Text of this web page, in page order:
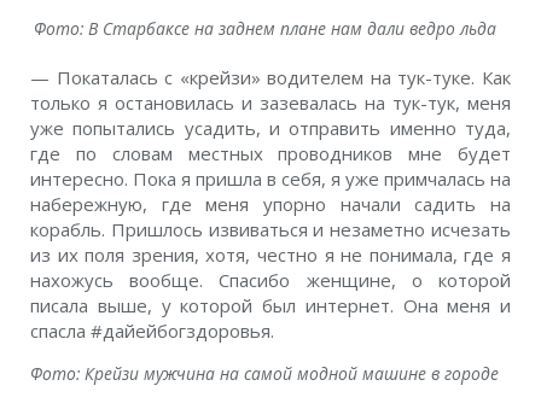
Фото: В Старбаксе на заднем плане нам дали ведро льда
— Покаталась с «крейзи» водителем на тук-туке. Как
только я остановилась и зазевалась на тук-тук, меня
уже попытались усадить, и отправить именно туда,
где по словам местных проводников мне будет
интересно. Пока я пришла в себя, я уже примчалась на
набережную, где меня упорно начали садить на
корабль. Пришлось извиваться и незаметно исчезать
из их поля зрения, хотя, честно я не понимала, где я
нахожусь вообще. Спасибо женщине, о которой
писала выше, у которой был интернет. Она меня и
спасла #дайейбогздоровья.
Фото: Крейзи мужчина на самой модной машине в городе